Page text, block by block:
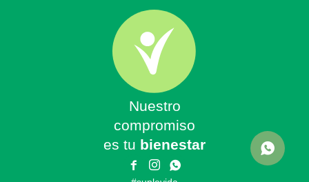
Nuestro
compromiso
es tu bienestar
 
